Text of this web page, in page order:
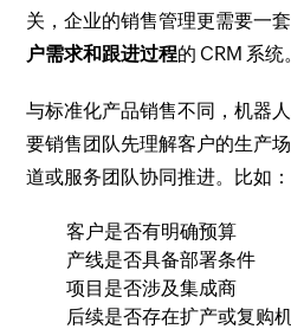
关，企业的销售管理更需要一
户需求和跟进过程的 CRM 系统。
与标准化产品销售不同，机器
要销售团队先理解客户的生产
道或服务团队协同推进。比如：
客户是否有明确预算
产线是否具备部署条件
项目是否涉及集成商
后续是否存在扩产或复购